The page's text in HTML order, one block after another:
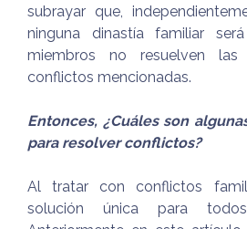
subrayar que,
ninguna dinastía familiar
miembros no resuelven
conflictos mencionadas.
Entonces, ¿Cuáles son
para resolver conflictos?
Al tratar con conflictos
solución única para